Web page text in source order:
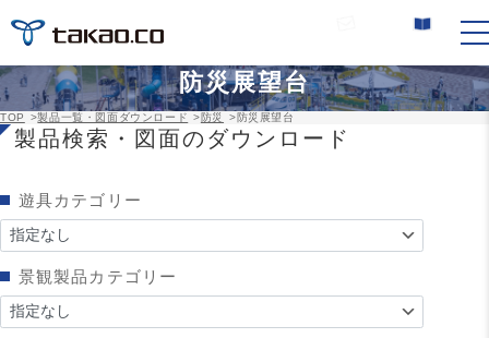
防災展望台
TOP >製品一覧・図面ダウンロード >防災 >防災展望台
製品検索・図面のダウンロード
遊具カテゴリー
景観製品カテゴリー